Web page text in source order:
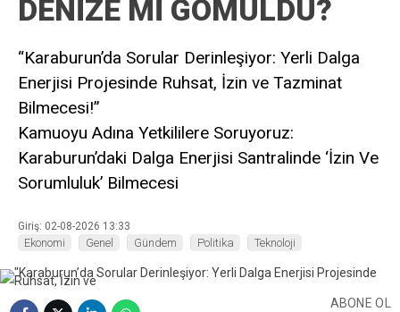
DENİZE Mİ GÖMÜLDÜ?
“Karaburun’da Sorular Derinleşiyor: Yerli Dalga
Enerjisi Projesinde Ruhsat, İzin ve Tazminat
Bilmecesi!”
Kamuoyu Adına Yetkililere Soruyoruz:
Karaburun’daki Dalga Enerjisi Santralinde ‘İzin Ve
Sorumluluk’ Bilmecesi
Giriş: 02-08-2026 13:33
Ekonomi Genel Gündem Politika Teknoloji
ABONE OL